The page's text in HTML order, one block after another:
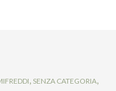
, SENZA CATEGORIA,